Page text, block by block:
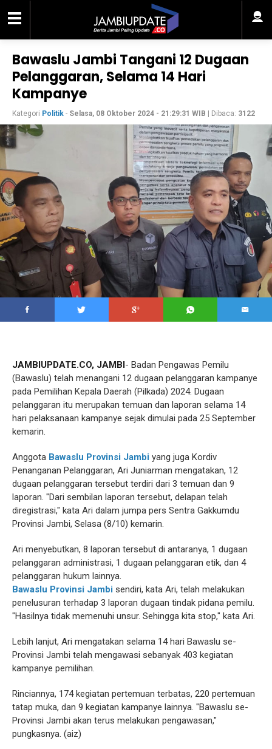
Bawaslu Jambi Tangani 12 Dugaan
Pelanggaran, Selama 14 Hari
Kampanye
Kategori Politik - Selasa, 08 Oktober 2024 - 21:29:31 WIB | Dibaca: 3122
JAMBIUPDATE.CO, JAMBI- Badan Pengawas Pemilu
(Bawaslu) telah menangani 12 dugaan pelanggaran kampanye
pada Pemilihan Kepala Daerah (Pilkada) 2024. Dugaan
pelanggaran itu merupakan temuan dan laporan selama 14
hari pelaksanaan kampanye sejak dimulai pada 25 September
kemarin.
Anggota Bawaslu Provinsi Jambi yang juga Kordiv
Penanganan Pelanggaran, Ari Juniarman mengatakan, 12
dugaan pelanggaran tersebut terdiri dari 3 temuan dan 9
laporan. "Dari sembilan laporan tersebut, delapan telah
diregistrasi," kata Ari dalam jumpa pers Sentra Gakkumdu
Provinsi Jambi, Selasa (8/10) kemarin.
Ari menyebutkan, 8 laporan tersebut di antaranya, 1 dugaan
pelanggaran administrasi, 1 dugaan pelanggaran etik, dan 4
pelanggaran hukum lainnya.
Bawaslu Provinsi Jambi sendiri, kata Ari, telah melakukan
penelusuran terhadap 3 laporan dugaan tindak pidana pemilu.
"Hasilnya tidak memenuhi unsur. Sehingga kita stop," kata Ari.
Lebih lanjut, Ari mengatakan selama 14 hari Bawaslu se-
Provinsi Jambi telah mengawasi sebanyak 403 kegiatan
kampanye pemilihan.
Rinciannya, 174 kegiatan pertemuan terbatas, 220 pertemuan
tatap muka, dan 9 kegiatan kampanye lainnya. "Bawaslu se-
Provinsi Jambi akan terus melakukan pengawasan,"
pungkasnya. (aiz)